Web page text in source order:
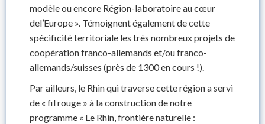
modèle ou encore Région-laboratoire au cœur
del’Europe ». Témoignent également de cette
spécificité territoriale les très nombreux projets de
coopération franco-allemands et/ou franco-
allemands/suisses (près de 1300 en cours !).
Par ailleurs, le Rhin qui traverse cette région a servi
de « fil rouge » à la construction de notre
programme « Le Rhin, frontière naturelle :